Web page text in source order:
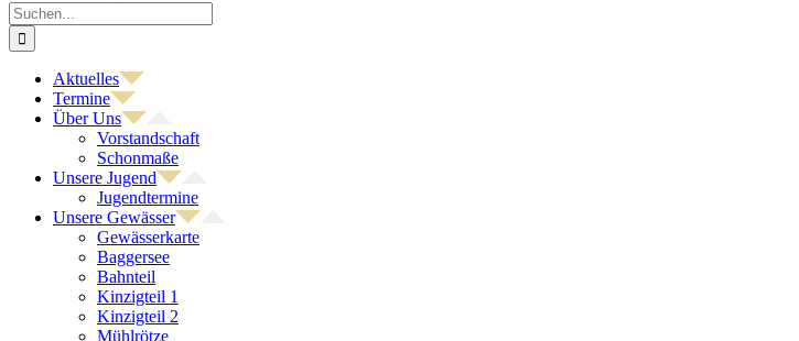
Suche
nach:
Aktuelles
Termine
Über Uns
Vorstandschaft
Schonmaße
Unsere Jugend
Jugendtermine
Unsere Gewässer
Gewässerkarte
Baggersee
Bahnteil
Kinzigteil 1
Kinzigteil 2
Mühlrötze